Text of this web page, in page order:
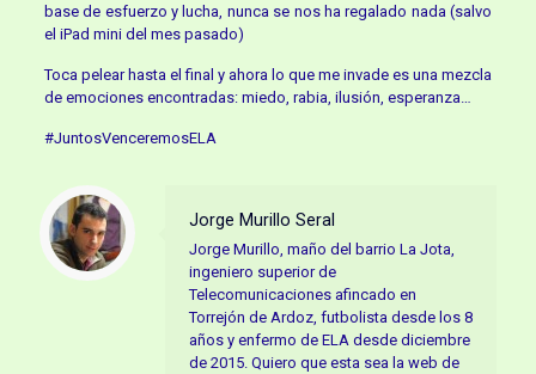
base de esfuerzo y lucha, nunca se nos ha regalado nada (salvo
el iPad mini del mes pasado)
Toca pelear hasta el final y ahora lo que me invade es una mezcla
de emociones encontradas: miedo, rabia, ilusión, esperanza…
#JuntosVenceremosELA
Jorge Murillo Seral
Jorge Murillo, maño del barrio La Jota,
ingeniero superior de
Telecomunicaciones afincado en
Torrejón de Ardoz, futbolista desde los 8
años y enfermo de ELA desde diciembre
de 2015. Quiero que esta sea la web de